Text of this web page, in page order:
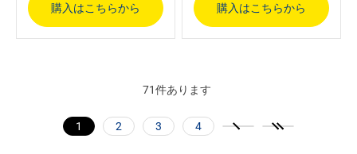
購入はこちらから 購入はこちらから
71件あります
1 2 3 4